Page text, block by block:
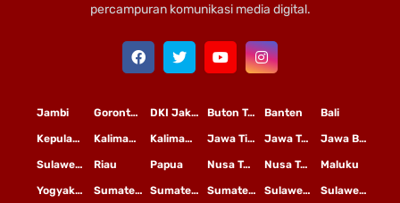
percampuran komunikasi media digital.
Bali
Banten
Buton Tengah
DKI Jakarta
Gorontalo
Jambi
Jawa Barat
Jawa Tengah
Jawa Timur
Kalimantan Tengah
Kalimantan Timur
Kepulauan Riau
Maluku
Nusa Tenggara Barat
Nusa Tenggara Timur
Papua
Riau
Sulawesi Selatan
Sulawesi Tengah
Sulawesi Utara
Sumatera Barat
Sumatera Selatan
Sumatera Utara
Yogyakarta